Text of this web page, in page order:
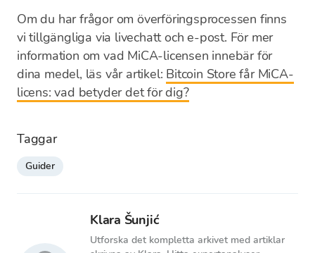
Om du har frågor om överföringsprocessen finns
vi tillgängliga via livechatt och e-post. För mer
information om vad MiCA-licensen innebär för
dina medel, läs vår artikel: Bitcoin Store får MiCA-
licens: vad betyder det för dig?
Taggar
Guider
Klara Šunjić
Utforska det kompletta arkivet med artiklar